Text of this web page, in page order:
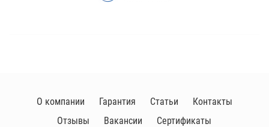
О компании Гарантия Статьи
Контакты
Отзывы
Вакансии
Сертификаты